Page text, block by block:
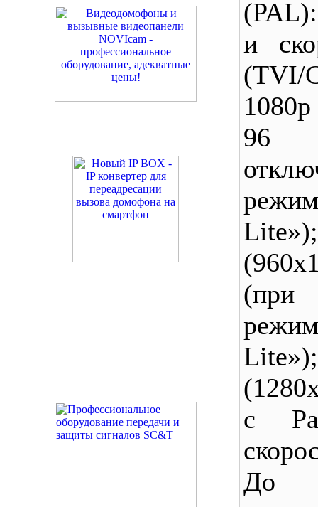
и
(TVI/
96
(при
с
До